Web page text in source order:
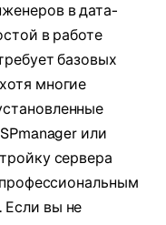
в дата-
в работе
базовых
многие
или
сервера
вы не